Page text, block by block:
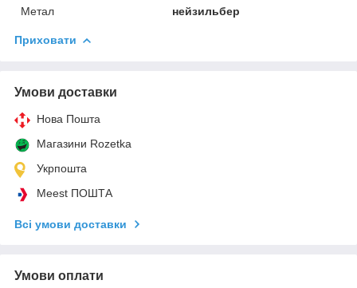
Метал
нейзильбер
Приховати
Умови доставки
Нова Пошта
Магазини Rozetka
Укрпошта
Meest ПОШТА
Всі умови доставки
Умови оплати